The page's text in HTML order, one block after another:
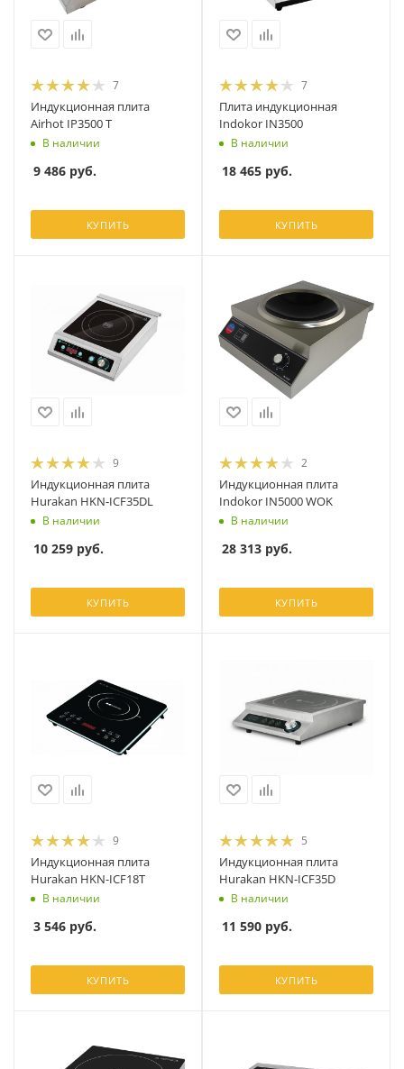
7
Индукционная плита
Airhot IP3500 T
В наличии
9 486 руб.
КУПИТЬ
7
Плита индукционная
Indokor IN3500
В наличии
18 465 руб.
КУПИТЬ
9
Индукционная плита
Hurakan HKN-ICF35DL
В наличии
10 259 руб.
КУПИТЬ
2
Индукционная плита
Indokor IN5000 WOK
В наличии
28 313 руб.
КУПИТЬ
9
Индукционная плита
Hurakan HKN-ICF18T
В наличии
3 546 руб.
КУПИТЬ
5
Индукционная плита
Hurakan HKN-ICF35D
В наличии
11 590 руб.
КУПИТЬ